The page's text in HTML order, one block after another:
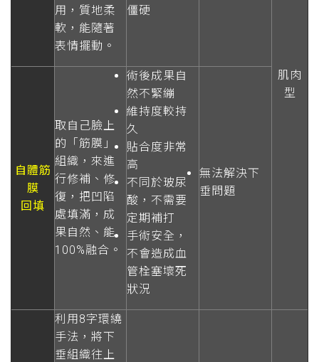
用，質地柔
軟，能隨著
表情擺動。
僵硬
肌肉
型
自體筋
膜
回填
取自己臉上
的「筋膜」
組織，來進
行修補、修
復，把凹陷
處填滿，成
果自然、能
100%融合。
術後成果自
然不緊繃
維持度較持
久
貼合度非常
高
不同於玻尿
酸，不需要
定期補打
手術安全，
不會造成血
管栓塞壞死
狀況
無法解決下
垂問題
利用8字環繞
手法，將下
垂組織往上